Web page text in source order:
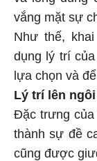
vắng mặt sự
Như thế,
dụng lý trí
lựa chọn và
Lý trí lên ngôi
Đặc trưng
thành sự đề
cũng được